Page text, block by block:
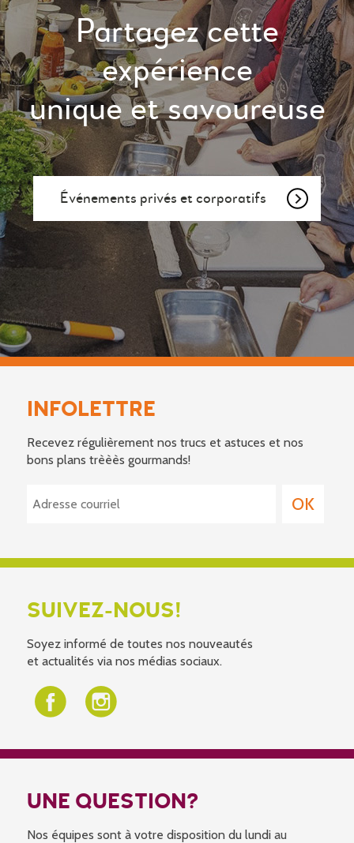
Partagez cette
expérience
unique et savoureuse
Événements privés et corporatifs
INFOLETTRE
Recevez régulièrement nos trucs et astuces et nos
bons plans trèèès gourmands!
SUIVEZ-NOUS!
Soyez informé de toutes nos nouveautés
et actualités via nos médias sociaux.
UNE QUESTION?
Nos équipes sont à votre disposition du lundi au